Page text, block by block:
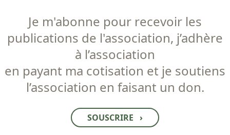
Je m'abonne pour recevoir les
publications de l'association, j’adhère
à l’association
en payant ma cotisation et je soutiens
l’association en faisant un don.
SOUSCRIRE ›